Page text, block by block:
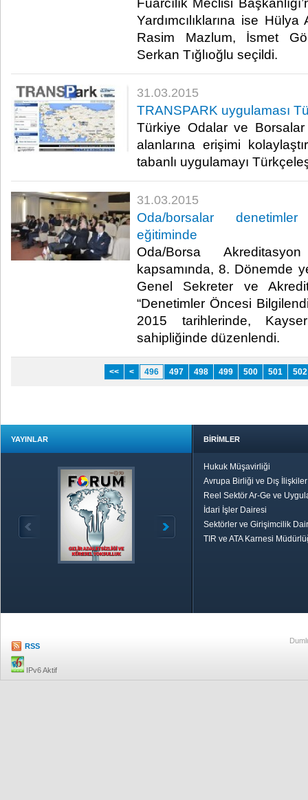
Fuarcılık Meclisi
Yardımcılıklarına ise
Rasim Mazlum, İsmet
Serkan Tığlıoğlu seçildi.​
31.03.2015
TRANSPARK uygulaması
Türkiye Odalar ve
alanlarına erişimi
tabanlı uygulamayı
31.03.2015
Oda/borsalar
eğitiminde
Oda/Borsa
kapsamında, 8. Dönemde
Genel Sekreter ve
“Denetimler Öncesi
2015 tarihlerinde,
sahipliğinde düzenlendi.​
<< < 496 497 498 499 500 501 502
YAYINLAR BİRİMLER
Hukuk Müşavirliği
Avrupa Birliği ve Dış
Reel Sektör Ar-Ge ve
İdari İşler Dairesi
Sektörler ve Girişimcilik
TIR ve ATA Karnesi
RSS
IPv6 Aktif